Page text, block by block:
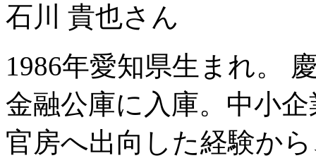
石川 貴也さん
1986年愛知県生まれ。
金融公庫に入庫。中小
官房へ出向した経験か